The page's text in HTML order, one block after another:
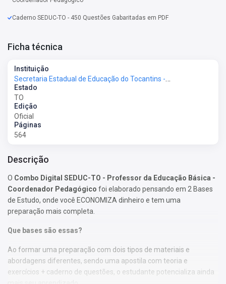
Caderno SEDUC-TO - 450 Questões Gabaritadas em PDF
Ficha técnica
Instituição
Secretaria Estadual de Educação do Tocantins - SEMED-TO
Estado
TO
Edição
Oficial
Páginas
564
Descrição
O Combo Digital SEDUC-TO - Professor da Educação Básica -
Coordenador Pedagógico foi elaborado pensando em 2 Bases
de Estudo, onde você ECONOMIZA dinheiro e tem uma
preparação mais completa.
Que bases são essas?
Ao formar uma preparação com dois tipos de materiais e
abordagens diferentes, sendo uma apostila com teoria e
exercícios + caderno de questões, o estudante potencializa ainda